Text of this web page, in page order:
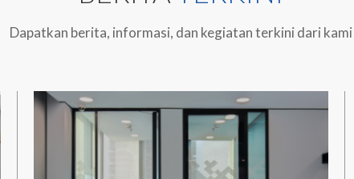
Dapatkan berita, informasi, dan kegiatan terkini dari kami